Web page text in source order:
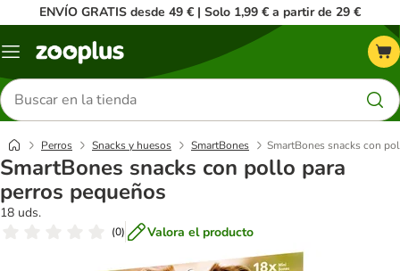
ENVÍO GRATIS desde 49 € | Solo 1,99 € a partir de 29 €
Menú
Buscar
productos
Perros Snacks y huesos SmartBones SmartBones snacks con
SmartBones snacks con pollo para
perros pequeños
18 uds.
(0) Valora el producto